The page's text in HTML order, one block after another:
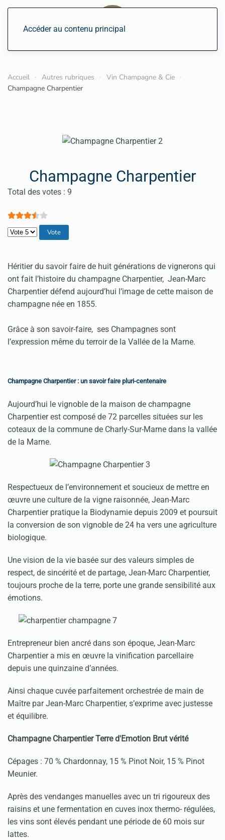
Accéder au contenu principal
Accueil Autres rubriques
Vin Champagne & Cie
Champagne Charpentier
Champagne Charpentier
Vote utilisateur:3.5
Total des votes : 9
Veuillez voter
Héritier du savoir faire de huit générations de vignerons qui
ont fait l’histoire du champagne Charpentier, Jean-Marc
Charpentier défend aujourd’hui l’image de cette maison de
champagne née en 1855.
Grâce à son savoir-faire, ses Champagnes sont
l’expression même du terroir de la Vallée de la Marne.
Champagne Charpentier : un savoir faire pluri-centenaire
Aujourd’hui le vignoble de la maison de champagne
Charpentier est composé de 72 parcelles situées sur les
coteaux de la commune de Charly-Sur-Marne dans la vallée
de la Marne.
Respectueux de l’environnement et soucieux de mettre en
œuvre une culture de la vigne raisonnée, Jean-Marc
Charpentier pratique la Biodynamie depuis 2009 et poursuit
la conversion de son vignoble de 24 ha vers une agriculture
biologique.
Une vision de la vie basée sur des valeurs simples de
respect, de sincérité et de partage, Jean-Marc Charpentier,
toujours proche de la terre, porte une grande sensibilité aux
émotions.
Entrepreneur bien ancré dans son époque, Jean-Marc
Charpentier a mis en œuvre la vinification parcellaire
depuis une quinzaine d’années.
Ainsi chaque cuvée parfaitement orchestrée de main de
Maître par Jean-Marc Charpentier, s’exprime avec justesse
et équilibre.
Champagne Charpentier Terre d'Emotion Brut vérité
Cépages : 70 % Chardonnay, 15 % Pinot Noir, 15 % Pinot
Meunier.
Après des vendanges manuelles avec un tri rigoureux des
raisins et une fermentation en cuves inox thermo- régulées,
les vins sont élevés pendant une période de 60 mois sur
lattes.